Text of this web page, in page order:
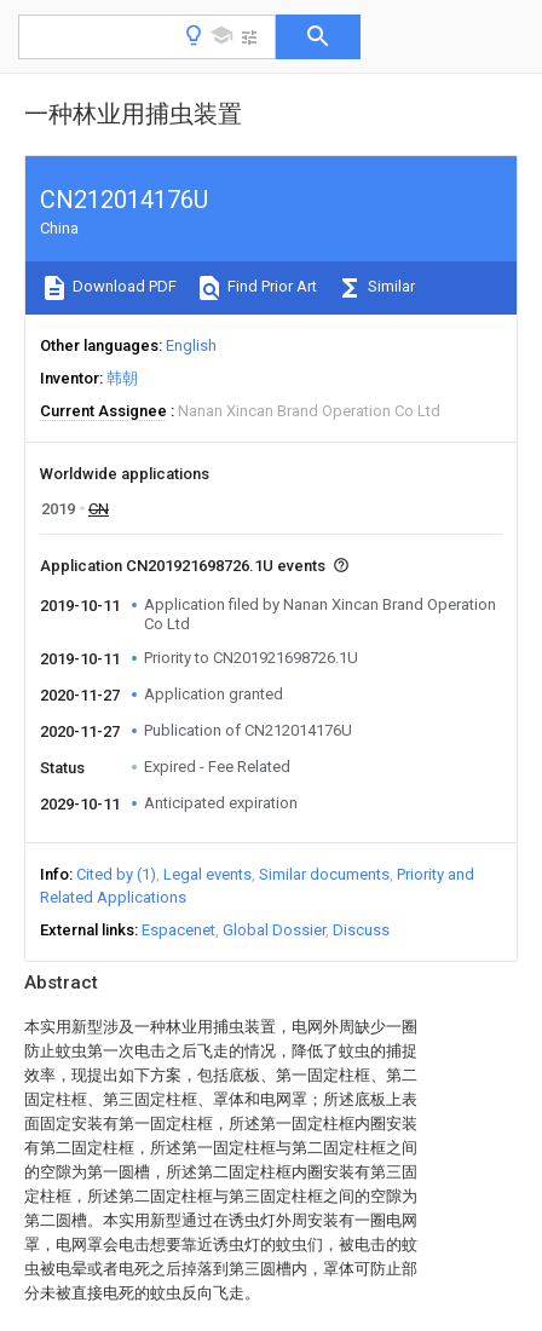
一种林业用捕虫装置
Abstract
本实用新型涉及一种林业用捕虫装置，电网外周缺少一圈
防止蚊虫第一次电击之后飞走的情况，降低了蚊虫的捕捉
效率，现提出如下方案，包括底板、第一固定柱框、第二
固定柱框、第三固定柱框、罩体和电网罩；所述底板上表
面固定安装有第一固定柱框，所述第一固定柱框内圈安装
有第二固定柱框，所述第一固定柱框与第二固定柱框之间
的空隙为第一圆槽，所述第二固定柱框内圈安装有第三固
定柱框，所述第二固定柱框与第三固定柱框之间的空隙为
第二圆槽。本实用新型通过在诱虫灯外周安装有一圈电网
罩，电网罩会电击想要靠近诱虫灯的蚊虫们，被电击的蚊
虫被电晕或者电死之后掉落到第三圆槽内，罩体可防止部
分未被直接电死的蚊虫反向飞走。
CN212014176U
China
Download PDF Find Prior Art Similar
Other languages English
Inventor 韩朝
Current Assignee
Nanan Xincan Brand Operation Co Ltd
Worldwide applications
2019
CN
Application CN201921698726.1U events
2019-10-11
Application filed by Nanan Xincan Brand Operation
Co Ltd
2019-10-11
Priority to CN201921698726.1U
2020-11-27 Application granted
2020-11-27 Publication of CN212014176U
Status Expired - Fee Related
2029-10-11 Anticipated expiration
Info Cited by (1) Legal events Similar documents Priority and
Related Applications
External links Espacenet Global Dossier Discuss